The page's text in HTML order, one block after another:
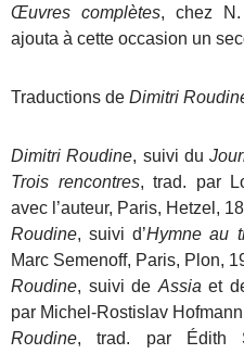
Œuvres complètes, chez N.
ajouta à cette occasion un
Traductions de Dimitri
Dimitri Roudine, suivi du
Trois rencontres, trad. par
avec l’auteur, Paris, Hetzel,
Roudine, suivi d’Hymne au
Marc Semenoff, Paris, Plon,
Roudine, suivi de Assia et
par Michel-Rostislav
Roudine, trad. par Édith